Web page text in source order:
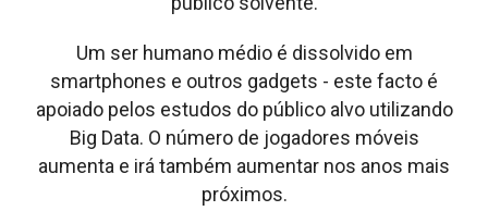
Um ser humano médio é dissolvido em
smartphones e outros gadgets - este facto é
apoiado pelos estudos do público alvo utilizando
Big Data. O número de jogadores móveis
aumenta e irá também aumentar nos anos mais
próximos.